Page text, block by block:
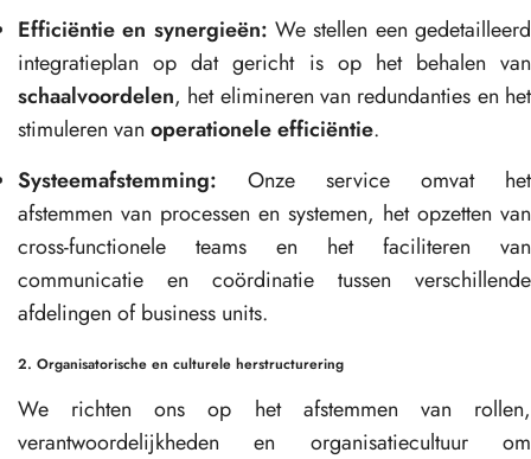
Efficiëntie en synergieën: We stellen een gedetailleerd
integratieplan op dat gericht is op het behalen van
schaalvoordelen, het elimineren van redundanties en het
stimuleren van operationele efficiëntie.
Systeemafstemming: Onze service omvat het
afstemmen van processen en systemen, het opzetten van
cross-functionele teams en het faciliteren van
communicatie en coördinatie tussen verschillende
afdelingen of business units.
2. Organisatorische en culturele herstructurering
We richten ons op het afstemmen van rollen,
verantwoordelijkheden en organisatiecultuur om